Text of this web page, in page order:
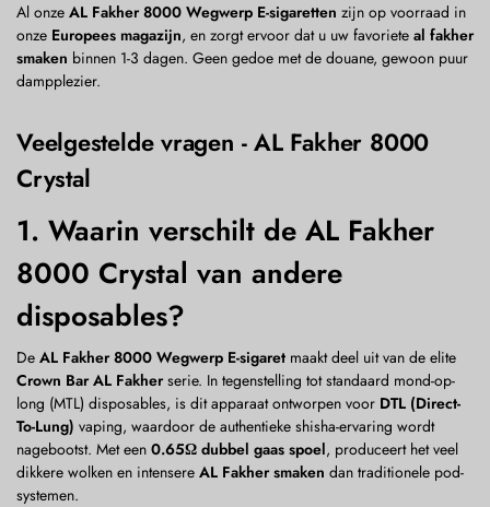
Al onze AL Fakher 8000 Wegwerp E-sigaretten zijn op voorraad in
onze Europees magazijn, en zorgt ervoor dat u uw favoriete al fakher
smaken binnen 1-3 dagen. Geen gedoe met de douane, gewoon puur
dampplezier.
Veelgestelde vragen - AL Fakher 8000
Crystal
1. Waarin verschilt de AL Fakher
8000 Crystal van andere
disposables?
De AL Fakher 8000 Wegwerp E-sigaret maakt deel uit van de elite
Crown Bar AL Fakher serie. In tegenstelling tot standaard mond-op-
long (MTL) disposables, is dit apparaat ontworpen voor DTL (Direct-
To-Lung) vaping, waardoor de authentieke shisha-ervaring wordt
nagebootst. Met een 0.65Ω dubbel gaas spoel, produceert het veel
dikkere wolken en intensere AL Fakher smaken dan traditionele pod-
systemen.